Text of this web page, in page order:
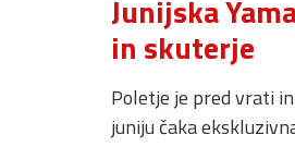
Junijska
in skuterje
Poletje je pred vrati
juniju čaka